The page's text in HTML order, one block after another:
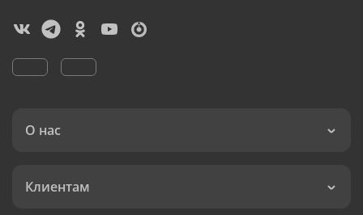
О нас
Клиентам